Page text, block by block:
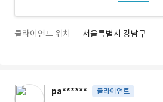
클라이언트 위치 서울특별시 강남구
pa****** 클라이언트